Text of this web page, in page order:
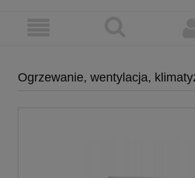
Ogrzewanie, wentylacja,